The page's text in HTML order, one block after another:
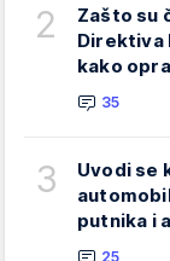
2
Zašto su
Direktiva
kako
35
3
Uvodi se
putnika i
25